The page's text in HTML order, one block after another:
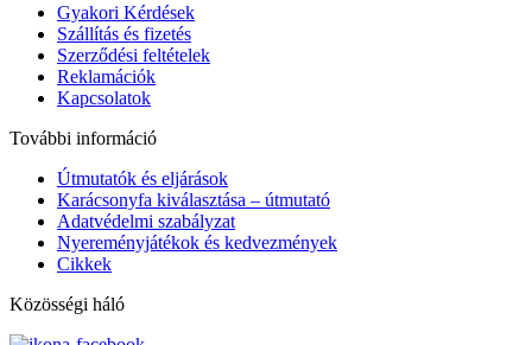
Gyakori Kérdések
Szállítás és fizetés
Szerződési feltételek
Reklamációk
Kapcsolatok
További információ
Útmutatók és eljárások
Karácsonyfa kiválasztása – útmutató
Adatvédelmi szabályzat
Nyereményjátékok és kedvezmények
Cikkek
Közösségi háló